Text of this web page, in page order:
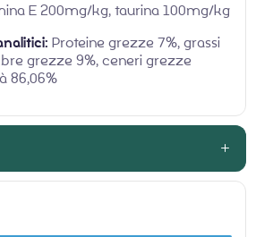
E 200mg/kg, taurina 100mg/kg
Proteine grezze 7%, grassi
grezze 9%, ceneri grezze
86,06%